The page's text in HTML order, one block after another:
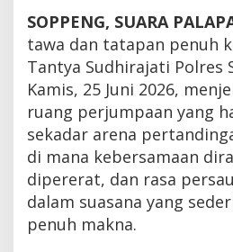
SOPPENG, SUARA
tawa dan tatapan penuh
Tantya Sudhirajati Polres
Kamis, 25 Juni 2026,
ruang perjumpaan yang
sekadar arena
di mana kebersamaan
dipererat, dan rasa
dalam suasana yang
penuh makna.